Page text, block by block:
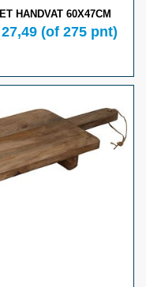
HANDVAT 60X47CM
27,49 (of 275 pnt)